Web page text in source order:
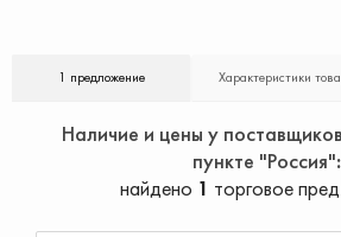
1 предложение Характеристики
Наличие и цены у
пункте "Россия"
найдено 1 торговое